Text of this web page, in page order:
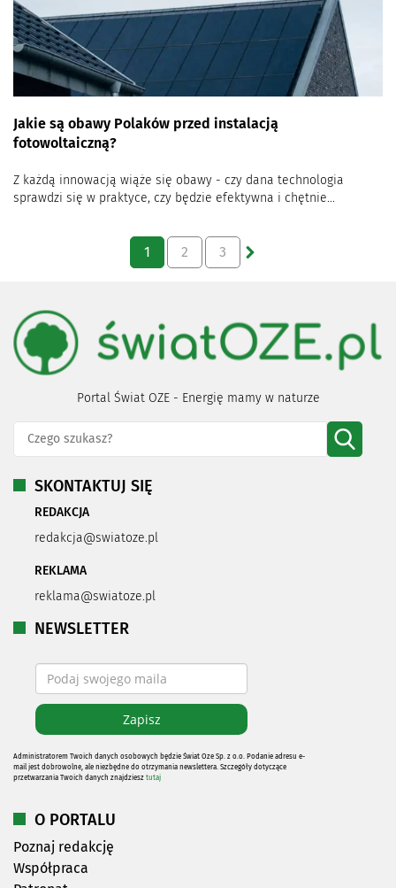
Jakie są obawy Polaków przed instalacją
fotowoltaiczną?
Z każdą innowacją wiąże się obawy - czy dana technologia
sprawdzi się w praktyce, czy będzie efektywna i chętnie...
1 2 3
Portal Świat OZE - Energię mamy w naturze
SKONTAKTUJ SIĘ
REDAKCJA
redakcja@swiatoze.pl
REKLAMA
reklama@swiatoze.pl
NEWSLETTER
Administratorem Twoich danych osobowych będzie Świat Oze Sp. z o.o. Podanie adresu e-
mail jest dobrowolne, ale niezbędne do otrzymania newslettera. Szczegóły dotyczące
przetwarzania Twoich danych znajdziesz tutaj
O PORTALU
Poznaj redakcję
Współpraca